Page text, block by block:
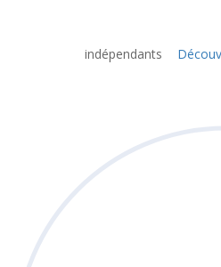
indépendants